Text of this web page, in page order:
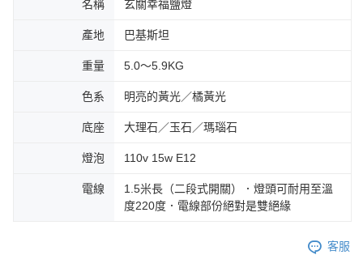
名稱 玄關幸福鹽燈
產地 巴基斯坦
重量 5.0〜5.9KG
色系 明亮的黃光／橘黃光
底座 大理石／玉石／瑪瑙石
燈泡 110v 15w E12
電線
1.5米長（二段式開關）．燈頭可耐用至溫
度220度．電線部份絕對是雙絕緣
客服